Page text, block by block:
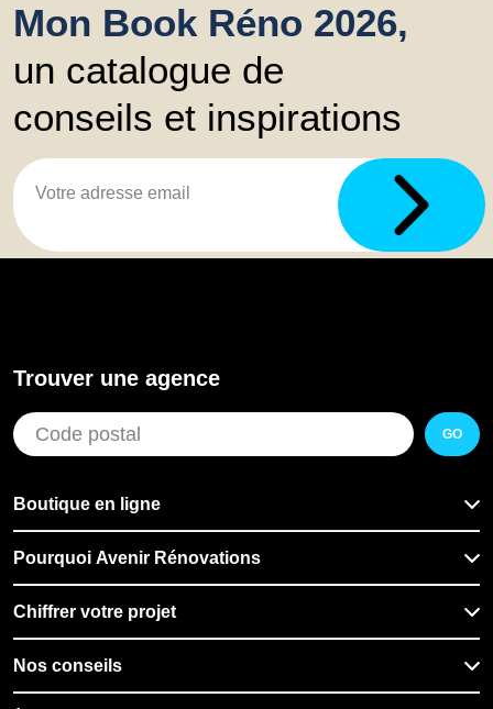
Mon Book Réno 2026,
un catalogue de
conseils et inspirations
Trouver une agence
GO
Boutique en ligne
Pourquoi Avenir Rénovations
Chiffrer votre projet
Nos conseils